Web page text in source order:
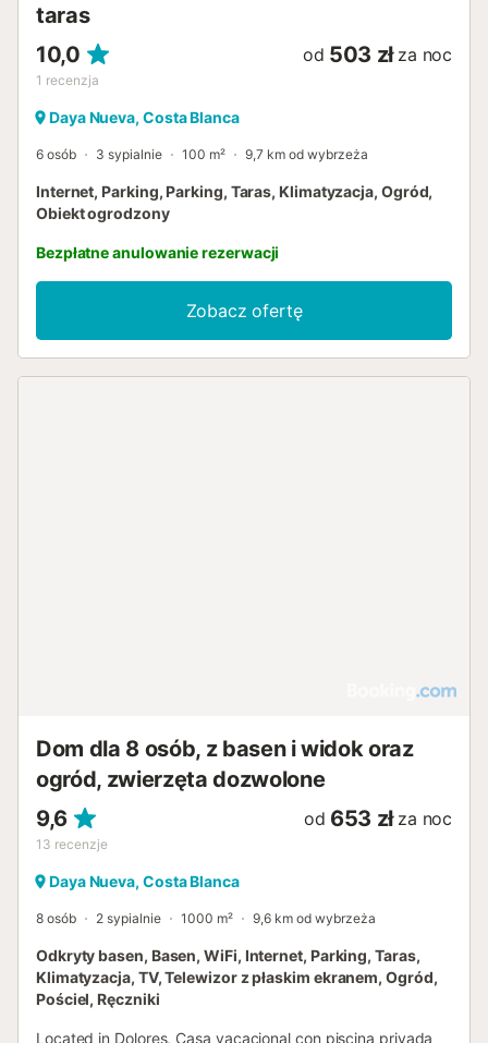
taras
10,0
1 recenzja
od 503 zł za noc
Daya Nueva, Costa Blanca
6 osób 3 sypialnie 100 m² 9,7 km od wybrzeża
Internet, Parking, Parking, Taras, Klimatyzacja, Ogród,
Obiekt ogrodzony
Bezpłatne anulowanie rezerwacji
Zobacz ofertę
Dom dla 8 osób, z basen i widok oraz
ogród, zwierzęta dozwolone
9,6
13 recenzje
od 653 zł za noc
Daya Nueva, Costa Blanca
8 osób 2 sypialnie 1000 m² 9,6 km od wybrzeża
Odkryty basen, Basen, WiFi, Internet, Parking, Taras,
Klimatyzacja, TV, Telewizor z płaskim ekranem, Ogród,
Pościel, Ręczniki
Located in Dolores, Casa vacacional con piscina privada